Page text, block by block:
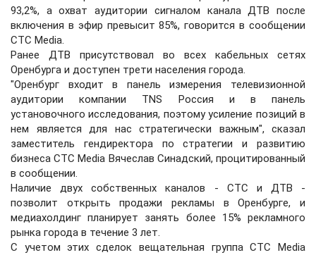
93,2%, а охват аудитории сигналом канала ДТВ после
включения в эфир превысит 85%, говорится в сообщении
CTC Media.
Ранее ДТВ присутствовал во всех кабельных сетях
Оренбурга и доступен трети населения города.
"Оренбург входит в панель измерения телевизионной
аудитории компании TNS Россия и в панель
установочного исследования, поэтому усиление позиций в
нем является для нас стратегически важным", сказал
заместитель гендиректора по стратегии и развитию
бизнеса CTC Media Вячеслав Синадский, процитированный
в сообщении.
Наличие двух собственных каналов - СТС и ДТВ -
позволит открыть продажи рекламы в Оренбурге, и
медиахолдинг планирует занять более 15% рекламного
рынка города в течение 3 лет.
С учетом этих сделок вещательная группа CTC Media